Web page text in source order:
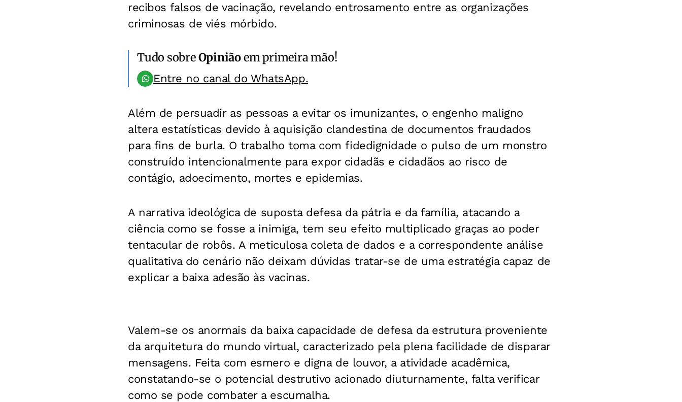
recibos falsos de vacinação, revelando entrosamento entre as organizações
criminosas de viés mórbido.
Tudo sobreOpiniãoem primeira mão!
Entre no canal do WhatsApp.
Além de persuadir as pessoas a evitar os imunizantes, o engenho maligno
altera estatísticas devido à aquisição clandestina de documentos fraudados
para fins de burla. O trabalho toma com fidedignidade o pulso de um monstro
construído intencionalmente para expor cidadãs e cidadãos ao risco de
contágio, adoecimento, mortes e epidemias.
A narrativa ideológica de suposta defesa da pátria e da família, atacando a
ciência como se fosse a inimiga, tem seu efeito multiplicado graças ao poder
tentacular de robôs. A meticulosa coleta de dados e a correspondente análise
qualitativa do cenário não deixam dúvidas tratar-se de uma estratégia capaz de
explicar a baixa adesão às vacinas.
Valem-se os anormais da baixa capacidade de defesa da estrutura proveniente
da arquitetura do mundo virtual, caracterizado pela plena facilidade de disparar
mensagens. Feita com esmero e digna de louvor, a atividade acadêmica,
constatando-se o potencial destrutivo acionado diuturnamente, falta verificar
como se pode combater a escumalha.